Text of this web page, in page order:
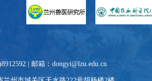
| 邮箱：dongyi@lzu.edu.cn